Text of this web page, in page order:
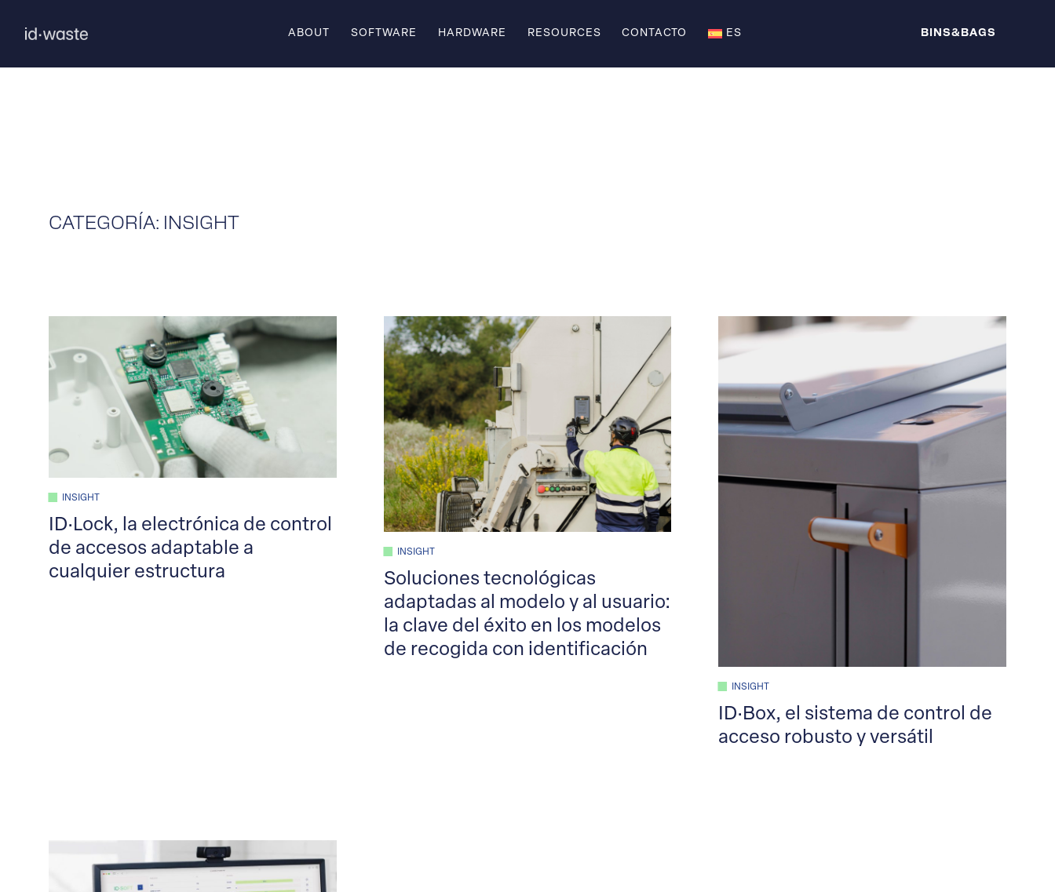
ABOUT SOFTWARE HARDWARE RESOURCES CONTACTO ES BINS&BAGS
CATEGORÍA: INSIGHT
INSIGHT
ID·Lock, la electrónica de control
de accesos adaptable a
cualquier estructura
INSIGHT
Soluciones tecnológicas
adaptadas al modelo y al usuario:
la clave del éxito en los modelos
de recogida con identificación
INSIGHT
ID·Box, el sistema de control de
acceso robusto y versátil